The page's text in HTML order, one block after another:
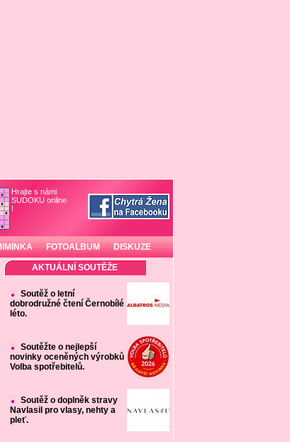
Hrajte s námi
SUDOKU online
!
FOTOALBUM DISKUZE
AKTUÁLNÍ SOUTĚŽE
Soutěž o letní
dobrodružné čtení Černobílé
léto.
Soutěžte o nejlepší
novinky oceněných výrobků
Volba spotřebitelů.
Soutěž o doplněk stravy
Navlasil pro vlasy, nehty a
pleť.